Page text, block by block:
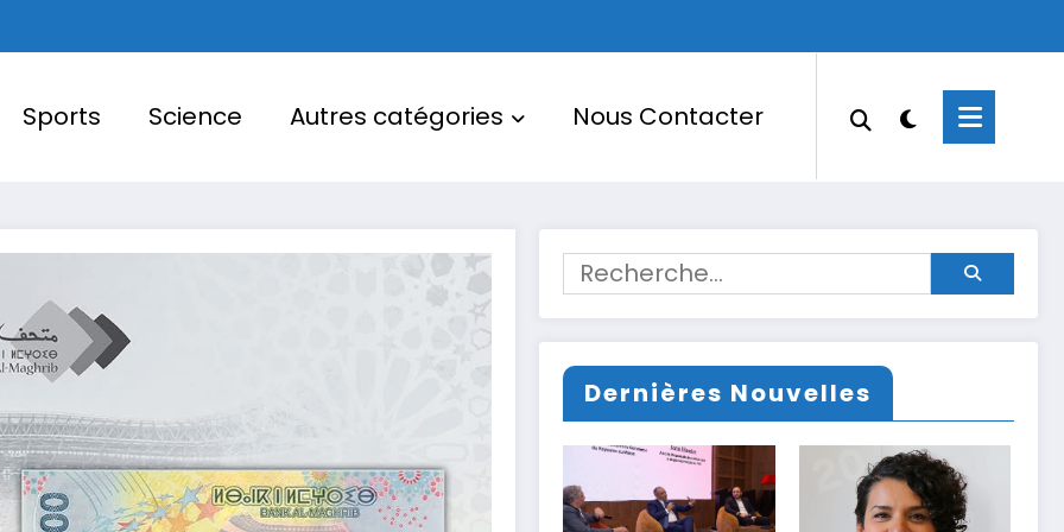
Sports Science Autres catégories Nous Contacter
Dernières Nouvelles